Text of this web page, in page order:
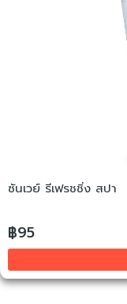
ซันเวย์ รีเฟรชชิ่ง สปา
฿95